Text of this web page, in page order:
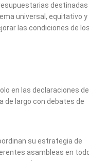
destinadas
universal, equitativo y
las condiciones de
en las declaraciones de
de largo con debates de
su estrategia de
asambleas en